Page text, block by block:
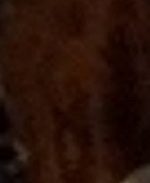
den
und der